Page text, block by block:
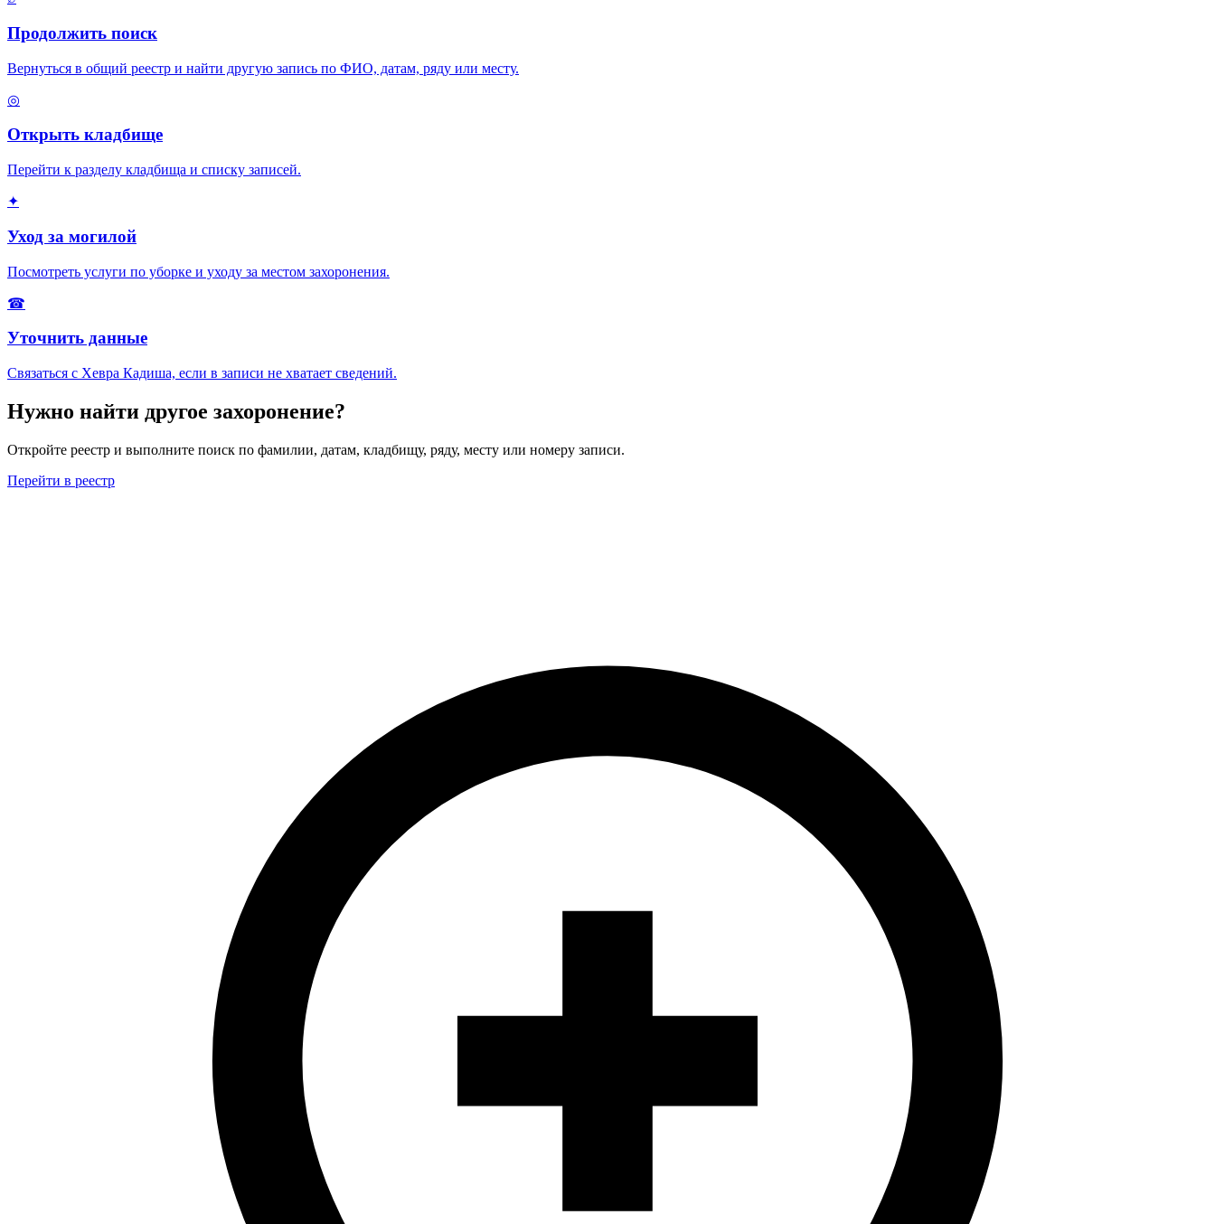
Продолжить поиск
Вернуться в общий реестр и найти другую запись по ФИО, датам, ряду или месту.
◎
Открыть кладбище
Перейти к разделу кладбища и списку записей.
✦
Уход за могилой
Посмотреть услуги по уборке и уходу за местом захоронения.
☎
Уточнить данные
Связаться с Хевра Кадиша, если в записи не хватает сведений.
Нужно найти другое захоронение?
Откройте реестр и выполните поиск по фамилии, датам, кладбищу, ряду, месту или номеру записи.
Перейти в реестр